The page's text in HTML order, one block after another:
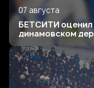
07 августа
БЕТСИТИ оценил
динамовском